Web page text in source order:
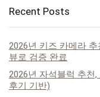
Recent Posts
2026년 키즈 카메라
뷰로 검증 완료
2026년 자석블럭 추천
후기 기반)